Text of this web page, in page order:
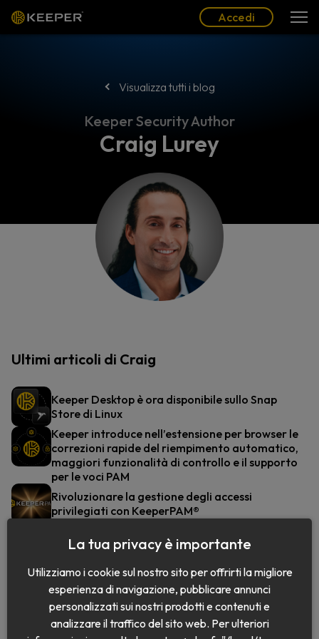
Accedi
Visualizza tutti i blog
Keeper Security Author
Craig Lurey
Ultimi articoli di Craig
Keeper Desktop è ora disponibile sullo Snap
Store di Linux
Keeper introduce nell’estensione per browser le
correzioni rapide del riempimento automatico,
maggiori funzionalità di controllo e il supporto
per le voci PAM
Rivoluzionare la gestione degli accessi
privilegiati con KeeperPAM®
La tua privacy è importante
Utilizziamo i cookie sul nostro sito per offrirti la migliore
esperienza di navigazione, pubblicare annunci
personalizzati sui nostri prodotti e contenuti e
analizzare il traffico del sito web. Per ulteriori